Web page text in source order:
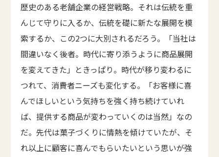
歴史のある老舗企業の経営戦略。それは伝統を重
んじて守りに入るか、伝統を礎に新たな展開を模
索するか、この2つに大別されるだろう。「当社は
間違いなく後者。時代に寄り添うように商品展開
を変えてきた」ときっぱり。時代が移り変わるに
つれて、消費者ニーズも変化する。「お客様に喜
んでほしいという気持ちを強く持ち続けていれ
ば、提供する商品が変わっていくのは当然」なの
だ。先代は菓子づくりに情熱を傾けていたが、そ
れ以上に顧客に喜んでもらいたいという思いが強